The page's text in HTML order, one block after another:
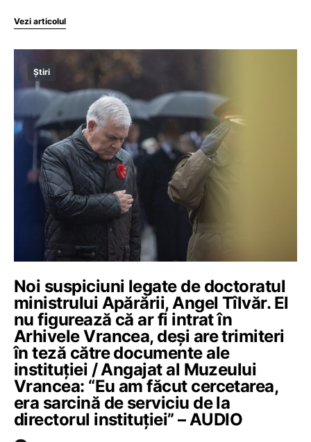
Vezi articolul
Știri
Noi suspiciuni legate de doctoratul
ministrului Apărării, Angel Tîlvăr. El
nu figurează că ar fi intrat în
Arhivele Vrancea, deși are trimiteri
în teză către documente ale
instituției / Angajat al Muzeului
Vrancea: “Eu am făcut cercetarea,
era sarcină de serviciu de la
directorul instituției” – AUDIO